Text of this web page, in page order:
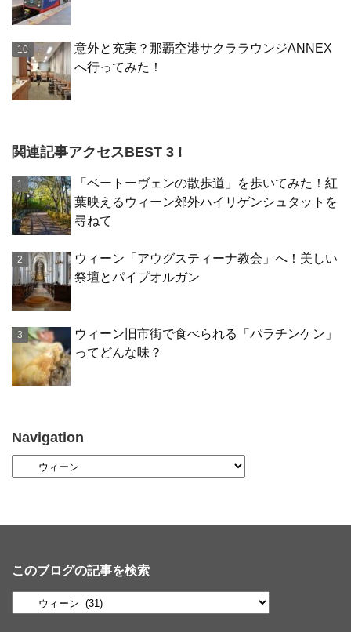
意外と充実？那覇空港サクララウンジANNEX
へ行ってみた！
関連記事アクセスBEST 3 !
「ベートーヴェンの散歩道」を歩いてみた！紅
葉映えるウィーン郊外ハイリゲンシュタットを
尋ねて
ウィーン「アウグスティーナ教会」へ！美しい
祭壇とパイプオルガン
ウィーン旧市街で食べられる「パラチンケン」
ってどんな味？
Navigation
このブログの記事を検索